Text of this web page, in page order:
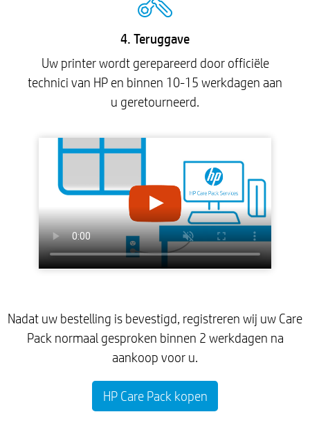
4. Teruggave
Uw printer wordt gerepareerd door officiële
technici van HP en binnen 10-15 werkdagen aan
u geretourneerd.
Nadat uw bestelling is bevestigd, registreren wij uw Care
Pack normaal gesproken binnen 2 werkdagen na
aankoop voor u.
HP Care Pack kopen